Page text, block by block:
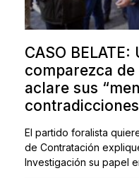
CASO
comparezca
aclare sus
El partido foralista
de Contratación
Investigación su papel